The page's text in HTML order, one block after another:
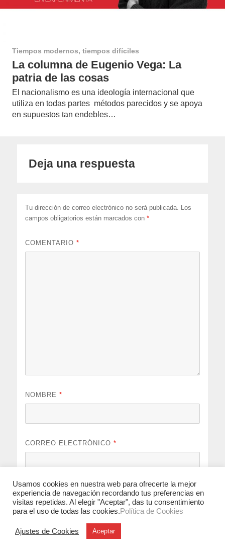
Tiempos modernos, tiempos difíciles
La columna de Eugenio Vega: La
patria de las cosas
El nacionalismo es una ideología internacional que
utiliza en todas partes métodos parecidos y se apoya
en supuestos tan endebles…
Deja una respuesta
Tu dirección de correo electrónico no será publicada. Los
campos obligatorios están marcados con*
COMENTARIO*
NOMBRE*
CORREO ELECTRÓNICO*
WEB
Guarda mi nombre, correo electrónico y web en este
Usamos cookies en nuestra web para ofrecerte la mejor
experiencia de navegación recordando tus preferencias en
visitas repetidas. Al elegir "Aceptar", das tu consentimiento
para el uso de todas las cookies.Política de Cookies
Ajustes de Cookies Aceptar